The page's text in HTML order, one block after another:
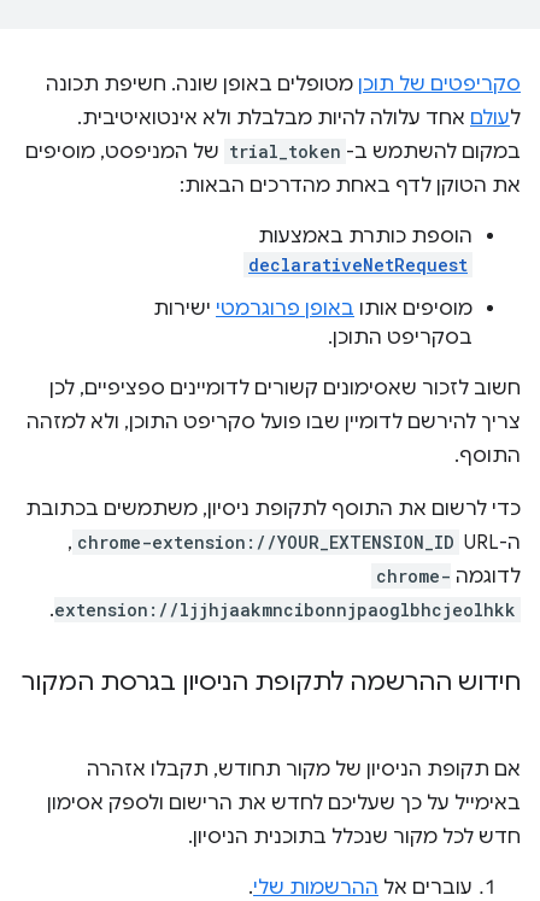
סקריפטים של תוכן מטופלים באופן שונה. חשיפת תכונה
לעולם אחד עלולה להיות מבלבלת ולא אינטואיטיבית.
במקום להשתמש ב- trial_token של המניפסט, מוסיפים
את הטוקן לדף באחת מהדרכים הבאות:
הוספת כותרת באמצעות
declarativeNetRequest
מוסיפים אותו באופן פרוגרמטי ישירות
בסקריפט התוכן.
חשוב לזכור שאסימונים קשורים לדומיינים ספציפיים, לכן
צריך להירשם לדומיין שבו פועל סקריפט התוכן, ולא למזהה
התוסף.
כדי לרשום את התוסף לתקופת ניסיון, משתמשים בכתובת
ה-URL‏
chrome-extension://YOUR_EXTENSION_ID
,
לדוגמה chrome-
extension://ljjhjaakmncibonnjpaoglbhcjeolhkk
.
חידוש ההרשמה לתקופת הניסיון בגרסת המקור
אם תקופת הניסיון של מקור תחודש, תקבלו אזהרה
באימייל על כך שעליכם לחדש את הרישום ולספק אסימון
חדש לכל מקור שנכלל בתוכנית הניסיון.
עוברים אל ההרשמות שלי.